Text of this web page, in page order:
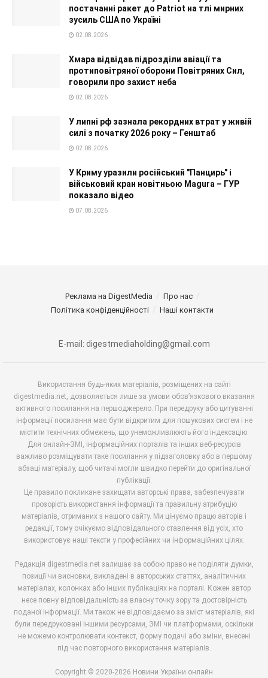
постачанні ракет до Patriot на тлі мирних
зусиль США по Україні
02.08.2026
Хмара відвідав підрозділи авіації та
протиповітряної оборони Повітряних Сил,
говорили про захист неба
02.08.2026
У липні рф зазнала рекордних втрат у живій
силі з початку 2026 року – Генштаб
02.08.2026
У Криму уразили російський "Панцирь" і
військовий кран новітньою Magura – ГУР
показало відео
07.08.2026
Реклама на DigestMedia
Про нас
Політика конфіденційності
Наші контакти
E-mail: digestmediaholding@gmail.com
Використання будь-яких матеріалів, розміщених на сайті
digestmedia.net, дозволяється лише за умови обов’язкового вказання
активного посилання на першоджерело. При передруку або цитуванні
інформації посилання має бути відкритим для пошукових систем і не
містити технічних обмежень, що унеможливлюють його індексацію.
Для онлайн-ЗМІ, інформаційних порталів та інших веб-ресурсів
важливо розміщувати таке посилання у підзаголовку або в першому
абзаці матеріалу, щоб читачі могли швидко перейти до оригінальної
публікації.
Це правило покликане захищати авторські права, забезпечувати
прозорість використання інформації та правильну атрибуцію
матеріалів, отриманих з нашого сайту. Ми цінуємо працю авторів і
редакції, тому очікуємо відповідального ставлення від усіх, хто
використовує наші тексти у професійних чи інформаційних цілях.
Редакція digestmedia.net залишає за собою право не поділяти думки,
позиції чи висновки, викладені в авторських статтях, аналітичних
матеріалах, колонках або інших публікаціях на порталі. Кожен автор
несе повну відповідальність за власну точку зору та достовірність
поданої інформації. Ми також не відповідаємо за зміст матеріалів, які
були передруковані іншими ресурсами, ЗМІ чи платформами, оскільки
не можемо контролювати контекст, форму подачі або зміни, внесені
під час повторного використання матеріалів.
Copyright © 2020-2026 Новини України онлайн